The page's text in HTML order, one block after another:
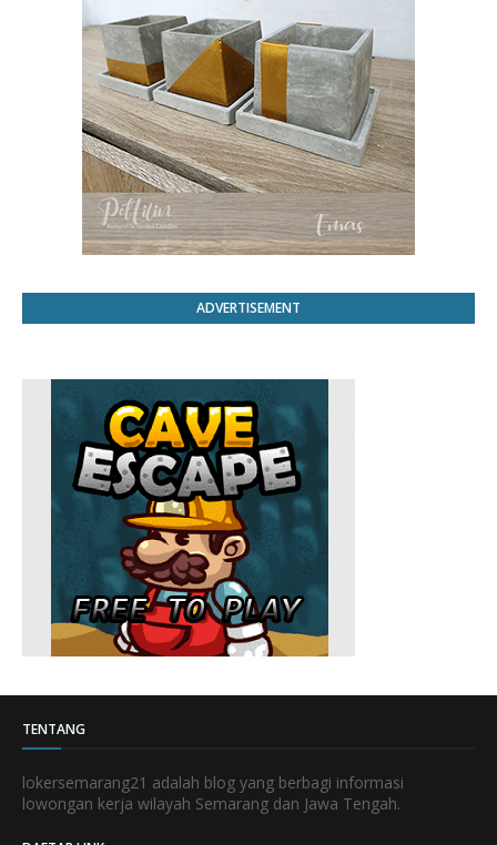
ADVERTISEMENT
TENTANG
lokersemarang21 adalah blog yang berbagi informasi
lowongan kerja wilayah Semarang dan Jawa Tengah.